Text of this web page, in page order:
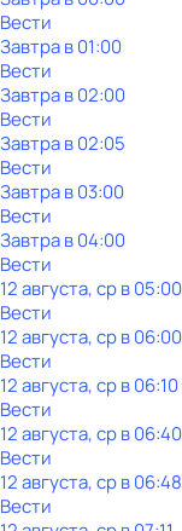
Вести
Завтра в 01:00
Вести
Завтра в 02:00
Вести
Завтра в 02:05
Вести
Завтра в 03:00
Вести
Завтра в 04:00
Вести
12 августа, ср в 05:00
Вести
12 августа, ср в 06:00
Вести
12 августа, ср в 06:10
Вести
12 августа, ср в 06:40
Вести
12 августа, ср в 06:48
Вести